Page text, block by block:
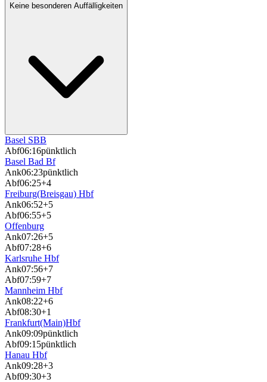
Keine besonderen Auffälligkeiten
Basel SBB
Abf06:16pünktlich
Basel Bad Bf
Ank06:23pünktlich
Abf06:25+4
Freiburg(Breisgau) Hbf
Ank06:52+5
Abf06:55+5
Offenburg
Ank07:26+5
Abf07:28+6
Karlsruhe Hbf
Ank07:56+7
Abf07:59+7
Mannheim Hbf
Ank08:22+6
Abf08:30+1
Frankfurt(Main)Hbf
Ank09:09pünktlich
Abf09:15pünktlich
Hanau Hbf
Ank09:28+3
Abf09:30+3